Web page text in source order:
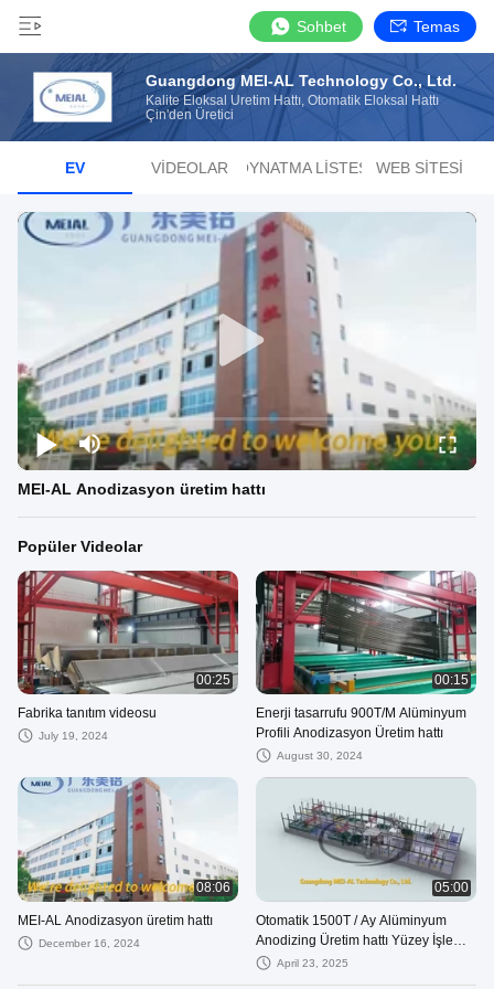
Sohbet Temas
Guangdong MEI-AL Technology Co., Ltd.
Kalite Eloksal Üretim Hattı, Otomatik Eloksal Hattı
Çin'den Üretici
EV VIDEOLAR OYNATMA LISTESI WEB SITESI
MEI-AL Anodizasyon üretim hattı
Popüler Videolar
00:25
Fabrika tanıtım videosu
July 19, 2024
00:15
Enerji tasarrufu 900T/M Alüminyum
Profili Anodizasyon Üretim hattı
August 30, 2024
08:06
MEI-AL Anodizasyon üretim hattı
December 16, 2024
05:00
Otomatik 1500T / Ay Alüminyum
Anodizing Üretim hattı Yüzey İşleme
Ekipmanı
April 23, 2025